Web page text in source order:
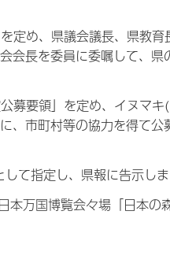
定め、県議会議長、県教育
会長を委員に委嘱して、県
募要領」を定め、イヌマ
、市町村等の協力を得て
て指定し、県報に告示しま
万国博覧会々場「日本の